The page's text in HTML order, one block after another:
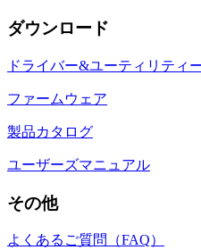
ダウンロード
ドライバー&ユーティリティ
ファームウェア
製品カタログ
ユーザーズマニュアル
その他
よくあるご質問（FAQ）